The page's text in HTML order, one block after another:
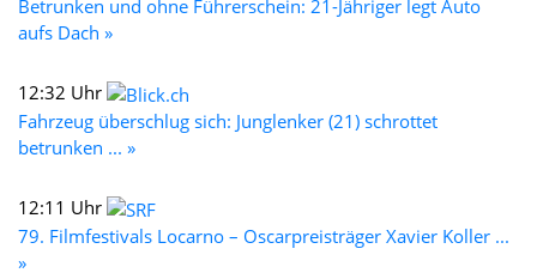
Betrunken und ohne Führerschein: 21-Jähriger legt Auto
aufs Dach »
12:32 Uhr
Fahrzeug überschlug sich: Junglenker (21) schrottet
betrunken ... »
12:11 Uhr
79. Filmfestivals Locarno – Oscarpreisträger Xavier Koller ...
»